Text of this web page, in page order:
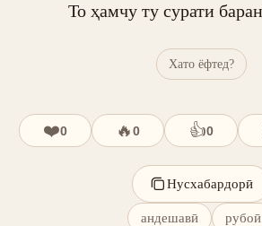
То ҳамчу ту сурати
Хато ёфтед?
❤️0 🔥0 👍0
Нусхабардорӣ
андешавӣ рубоӣ